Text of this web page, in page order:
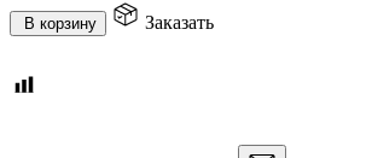
В корзину Заказать